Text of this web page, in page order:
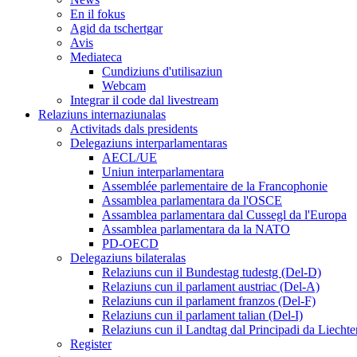
En il fokus
Agid da tschertgar
Avis
Mediateca
Cundiziuns d'utilisaziun
Webcam
Integrar il code dal livestream
Relaziuns internaziunalas
Activitads dals presidents
Delegaziuns interparlamentaras
AECL/UE
Uniun interparlamentara
Assemblée parlementaire de la Francophonie
Assamblea parlamentara da l'OSCE
Assamblea parlamentara dal Cussegl da l'Europa
Assamblea parlamentara da la NATO
PD-OECD
Delegaziuns bilateralas
Relaziuns cun il Bundestag tudestg (Del-D)
Relaziuns cun il parlament austriac (Del-A)
Relaziuns cun il parlament franzos (Del-F)
Relaziuns cun il parlament talian (Del-I)
Relaziuns cun il Landtag dal Principadi da
Register